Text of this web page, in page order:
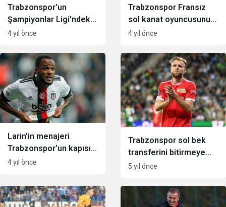
Trabzonspor’un
Şampiyonlar Ligi’ndeki
muhtemel rakipleri
4 yıl önce
Trabzonspor Fransız
sol kanat oyuncusunu
transfer listesine aldı
4 yıl önce
Larin’in menajeri
Trabzonspor’un kapısını
çalacak
4 yıl önce
Trabzonspor sol bek
transferini bitirmeye
hazırlanıyor
5 yıl önce